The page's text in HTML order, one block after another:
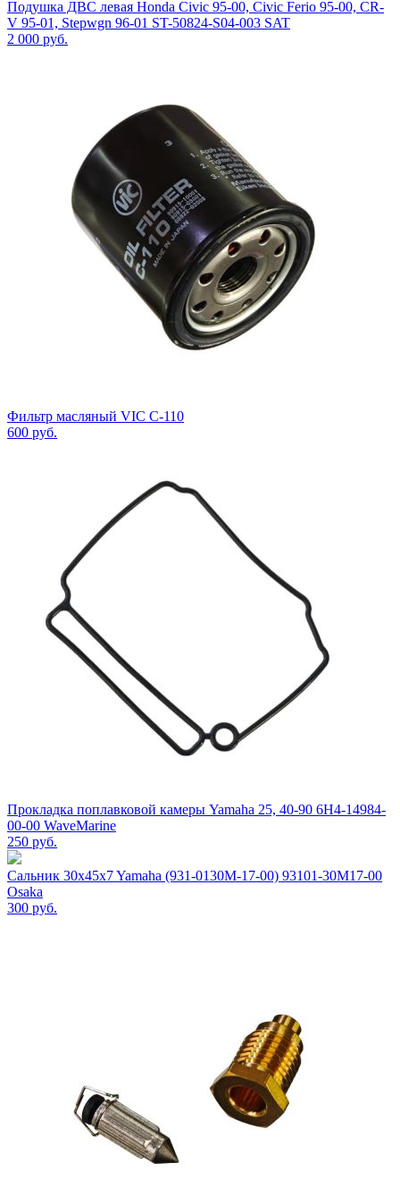
Подушка ДВС левая Honda Civic 95-00, Civic Ferio 95-00, CR-
V 95-01, Stepwgn 96-01 ST-50824-S04-003 SAT
2 000 руб.
Фильтр масляный VIC C-110
600 руб.
Прокладка поплавковой камеры Yamaha 25, 40-90 6H4-14984-
00-00 WaveMarine
250 руб.
Сальник 30x45x7 Yamaha (931-0130M-17-00) 93101-30M17-00
Osaka
300 руб.